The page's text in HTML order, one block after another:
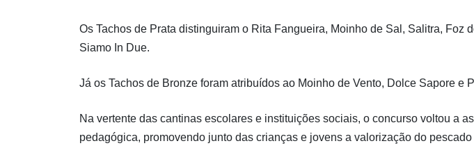
Os Tachos de Prata distinguiram o Rita Fangueira, Moinho de Sal, Salitra, Foz
Siamo In Due.
Já os Tachos de Bronze foram atribuídos ao Moinho de Vento, Dolce Sapore e
Na vertente das cantinas escolares e instituições sociais, o concurso voltou a
pedagógica, promovendo junto das crianças e jovens a valorização do